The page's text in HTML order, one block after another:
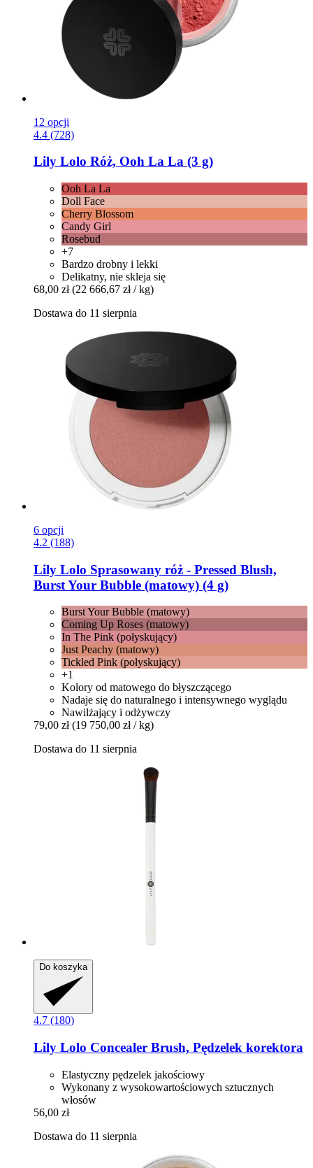
12 opcji
4.4 (728)
Lily Lolo Róż, Ooh La La (3 g)
Ooh La La
Doll Face
Cherry Blossom
Candy Girl
Rosebud
+7
Bardzo drobny i lekki
Delikatny, nie skleja się
68,00 zł (22 666,67 zł / kg)
Dostawa do 11 sierpnia
6 opcji
4.2 (188)
Lily Lolo Sprasowany róż -​ Pressed Blush,
Burst Your Bubble (matowy) (4 g)
Burst Your Bubble (matowy)
Coming Up Roses (matowy)
In The Pink (połyskujący)
Just Peachy (matowy)
Tickled Pink (połyskujący)
+1
Kolory od matowego do błyszczącego
Nadaje się do naturalnego i intensywnego wyglądu
Nawilżający i odżywczy
79,00 zł (19 750,00 zł / kg)
Dostawa do 11 sierpnia
Do koszyka
4.7 (180)
Lily Lolo Concealer Brush, Pędzelek korektora
Elastyczny pędzelek jakościowy
Wykonany z wysokowartościowych sztucznych
włosów
56,00 zł
Dostawa do 11 sierpnia